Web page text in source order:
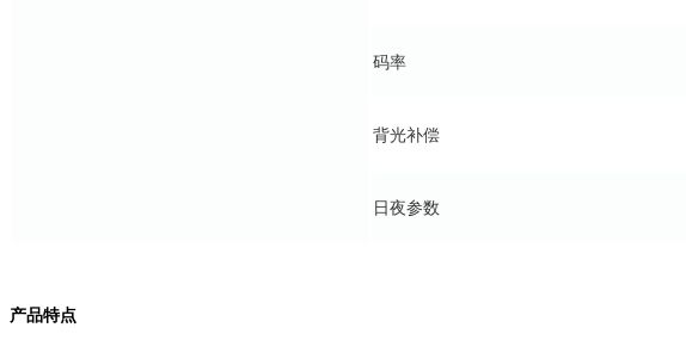
码率
背光补偿
日夜参数
产品特点